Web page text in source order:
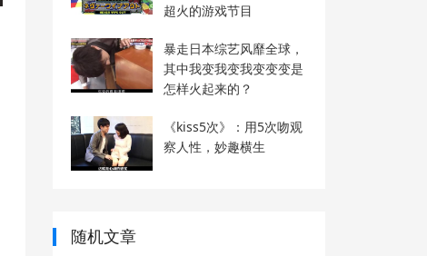
超火的游戏节目
暴走日本综艺风靡全球，
其中我变我变我变变变是
怎样火起来的？
《kiss5次》：用5次吻观
察人性，妙趣横生
随机文章